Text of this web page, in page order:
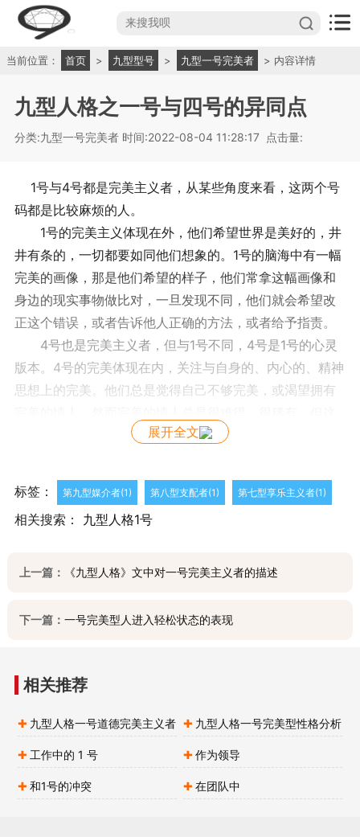
当前位置： 首页 > 九型型号 > 九型一号完美者 > 内容详情
九型人格之一号与四号的异同点
分类:九型一号完美者 时间:2022-08-04 11:28:17 点击量:
1号与4号都是完美主义者，从某些角度来看，这两个号
码都是比较麻烦的人。
1号的完美主义体现在外，他们希望世界是美好的，井
井有条的，一切都要如同他们想象的。1号的脑海中有一幅
完美的画像，那是他们希望的样子，他们常拿这幅画像和
身边的现实事物做比对，一旦发现不同，他们就会希望改
正这个错误，或者告诉他人正确的方法，或者给予指责。
4号也是完美主义者，但与1号不同，4号是1号的心灵
版本。4号的完美体现在内，关注与自身的、内心的、精神
思想上的完美。他们总是觉得自己不够完美，或渴望拥有
并不影响4号对完美的追求，4号会有办法来应对。比如与
的情人，并与之相恋。
由于1号与4号都对完美有着追求，在我们做判断的时
候，并不容易区分。在九型人格的图像中，我们发现1号和
号的压力态是4号，而4号的安全态是1号。在这里，我教大
他们常会指着别人说“为什么你……”，而4号发问的对象是
展开全文
标签： 第九型媒介者(1) 第八型支配者(1) 第七型享乐主义者(1)
相关搜索： 九型人格1号
上一篇： 《九型人格》文中对一号完美主义者的描述
下一篇： 一号完美型人进入轻松状态的表现
相关推荐
九型人格一号道德完美主义者
九型人格一号完美型性格分析
解读
工作中的 1 号 作为领导
和1号的冲突 在团队中